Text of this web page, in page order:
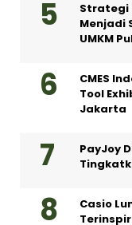
Strategi
Menjadi
UMKM
CMES
Tool
Jakarta
PayJoy
Casio